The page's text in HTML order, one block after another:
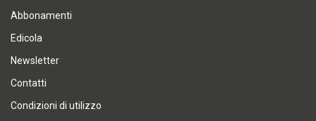
Abbonamenti
Edicola
Newsletter
Contatti
Condizioni di utilizzo